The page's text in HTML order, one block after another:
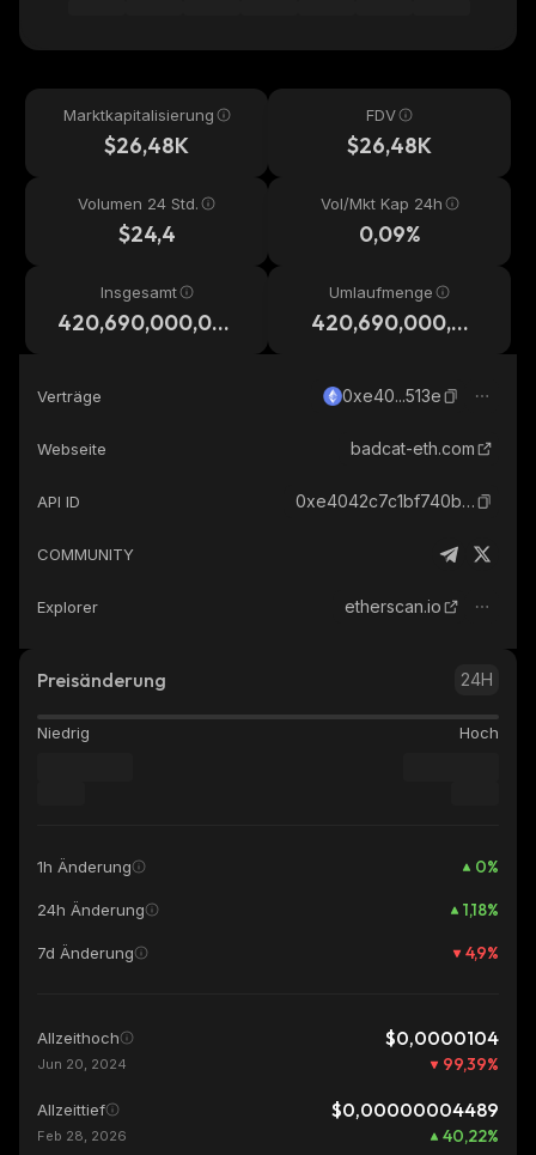
Marktkapitalisierung
$26,48K
FDV
$26,48K
Volumen 24 Std.
$24,4
Vol/Mkt Kap 24h
0,09%
Insgesamt
420,690,000,00
Umlaufmenge
420,690,000,00
Verträge 0xe40...513e
Webseite badcat-eth.com
API ID 0xe4042c7c1bf740b8ddb2ab43df6d9ed766b2513e_ethereum
COMMUNITY
Explorer etherscan.io
Preisänderung 24H
Niedrig Hoch
1h Änderung 0%
24h Änderung 1,18%
7d Änderung 4,9%
Allzeithoch $0,0000104
Jun 20, 2024 99,39%
Allzeittief $0,00000004489
Feb 28, 2026 40,22%